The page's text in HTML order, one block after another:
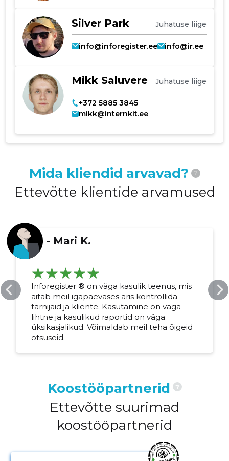
Silver Park Juhatuse liige
info@inforegister.ee info@ir.ee
Mikk Saluvere Juhatuse liige
+372 5885 3845
mikk@internkit.ee
Mida kliendid arvavad? ?
Ettevõtte klientide arvamused
- Mari K.
Inforegister ® on väga kasulik teenus, mis
aitab meil igapäevases äris kontrollida
tarnijaid ja kliente. Kasutamine on väga
lihtne ja kasulikud raportid on väga
üksikasjalikud. Võimaldab meil teha õigeid
otsuseid.
Koostööpartnerid ?
Ettevõtte suurimad
koostööpartnerid